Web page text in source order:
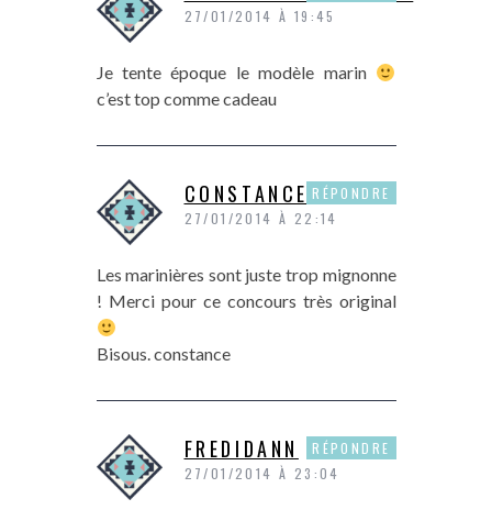
27/01/2014 À 19:45
Je tente époque le modèle marin
c’est top comme cadeau
CONSTANCE
27/01/2014 À 22:14
Les marinières sont juste trop mignonne
! Merci pour ce concours très original
Bisous. constance
RÉPONDRE
FREDIDANN
27/01/2014 À 23:04
RÉPONDRE